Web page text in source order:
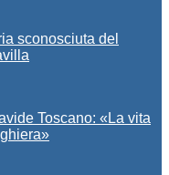
sconosciuta del
Toscano: «La vita